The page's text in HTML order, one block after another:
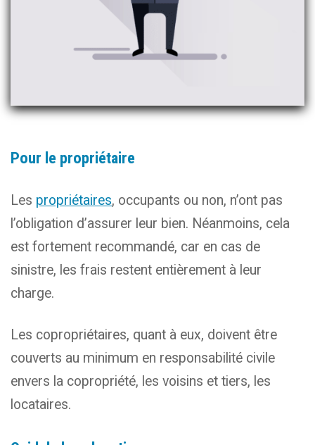
Pour le propriétaire
Les propriétaires, occupants ou non, n’ont pas
l’obligation d’assurer leur bien. Néanmoins, cela
est fortement recommandé, car en cas de
sinistre, les frais restent entièrement à leur
charge.
Les copropriétaires, quant à eux, doivent être
couverts au minimum en responsabilité civile
envers la copropriété, les voisins et tiers, les
locataires.